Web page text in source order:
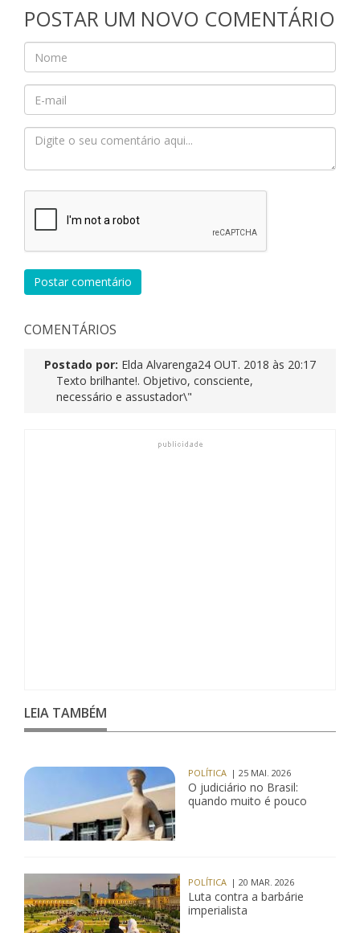
POSTAR UM NOVO COMENTÁRIO
Postar comentário
COMENTÁRIOS
Postado por: Elda Alvarenga24 OUT. 2018 às 20:17
Texto brilhante!. Objetivo, consciente,
necessário e assustador\"
LEIA TAMBÉM
POLÍTICA | 25 MAI. 2026
O judiciário no Brasil:
quando muito é pouco
POLÍTICA | 20 MAR. 2026
Luta contra a barbárie
imperialista